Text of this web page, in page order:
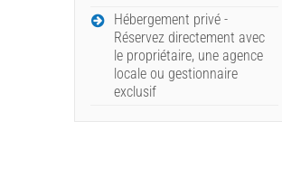
Hébergement privé -
Réservez directement avec
le propriétaire, une agence
locale ou gestionnaire
exclusif